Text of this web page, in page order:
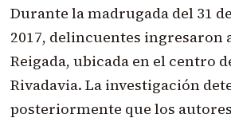
Durante la madrugada del 31
2017, delincuentes ingresaron
Reigada, ubicada en el centro
Rivadavia. La investigación
posteriormente que los